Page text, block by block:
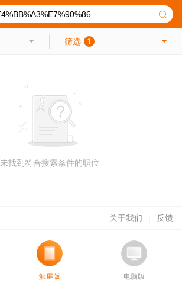
筛选 1
未找到符合搜索条件的职位
关于我们 | 反馈
触屏版 电脑版